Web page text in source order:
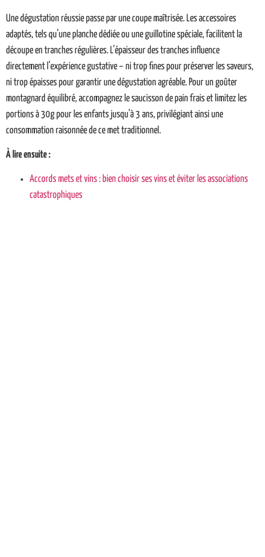
Une dégustation réussie passe par une coupe maîtrisée. Les accessoires
adaptés, tels qu’une planche dédiée ou une guillotine spéciale, facilitent la
découpe en tranches régulières. L’épaisseur des tranches influence
directement l’expérience gustative – ni trop fines pour préserver les saveurs,
ni trop épaisses pour garantir une dégustation agréable. Pour un goûter
montagnard équilibré, accompagnez le saucisson de pain frais et limitez les
portions à 30g pour les enfants jusqu’à 3 ans, privilégiant ainsi une
consommation raisonnée de ce met traditionnel.
À lire ensuite :
Accords mets et vins : bien choisir ses vins et éviter les associations
catastrophiques